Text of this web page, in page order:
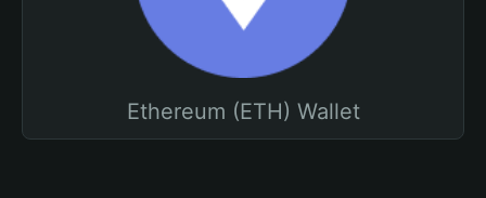
Ethereum (ETH) Wallet